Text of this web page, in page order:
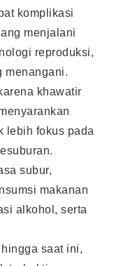
komplikasi
menjalani
reproduksi,
menangani.
khawatir
lebih fokus pada
subur,
makanan
alkohol, serta
saat ini,